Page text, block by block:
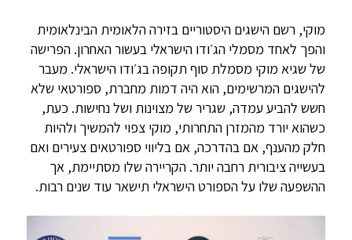
מוקי, רשם הישגים היסטוריים בזירה הלאומית הבינלאומית
והפך לאחד מסמלי הג׳ודו הישראלי בעשור האחרון. הפרישה
של שגיא מוקי מסמלת סוף תקופה בג׳ודו הישראלי. מעבר
להישגים המרשימים, הוא היה דמות מחברת, ספורטאי שלא
חשש להביע עמדה, שגריר של מצוינות ושל נחישות. כעת,
כשהוא יורד מהמזרן התחרותי, מוקי צפוי להמשיך ולהיות
חלק מהענף, אם בהדרכה, אם בליווי ספורטאים צעירים ואם
בעשייה ציבורית רחבה יותר. הקריירה שלו מסתיימת, אך
ההשפעה שלו על הספורט הישראלי תישאר עוד שנים רבות.